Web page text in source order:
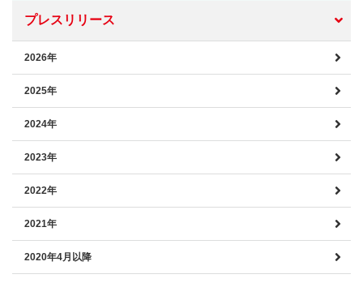
プレスリリース
2026年
2025年
2024年
2023年
2022年
2021年
2020年4月以降